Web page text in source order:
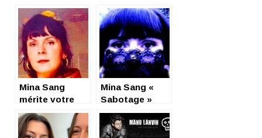
Mina Sang
mérite votre
attention (et le
succès futur)
Mina Sang «
Sabotage »